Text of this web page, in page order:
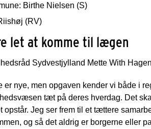
Birthe Nielsen (S)
(RV)
let at komme til lægen
Sydvestjylland Mette With
er nye, men opgaven kender vi både i
tæt på deres hverdag. Det
opstår. Jeg ser frem til et tættere
og så det aldrig er borgerne eller